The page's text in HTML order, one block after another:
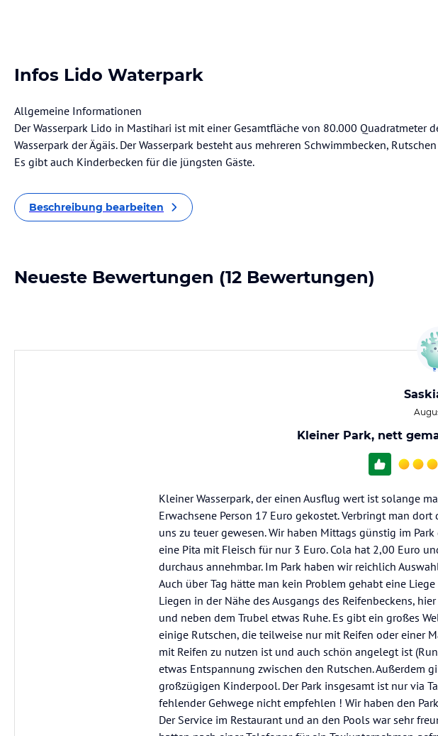
Infos Lido Waterpark
Allgemeine Informationen
Der Wasserpark Lido in Mastihari ist mit einer Gesamtfläche von 80.000 Quadratmeter
Wasserpark der Ägäis. Der Wasserpark besteht aus mehreren Schwimmbecken,
Es gibt auch Kinderbecken für die jüngsten Gäste.
Beschreibung bearbeiten
Neueste Bewertungen (12 Bewertungen)
Kleiner Park, nett
Kleiner Wasserpark, der einen Ausflug wert ist solange
Erwachsene Person 17 Euro gekostet. Verbringt man
uns zu teuer gewesen. Wir haben Mittags günstig im
eine Pita mit Fleisch für nur 3 Euro. Cola hat 2,00 Euro
durchaus annehmbar. Im Park haben wir reichlich
Auch über Tag hätte man kein Problem gehabt eine
Liegen in der Nähe des Ausgangs des Reifenbeckens,
und neben dem Trubel etwas Ruhe. Es gibt ein großes
einige Rutschen, die teilweise nur mit Reifen oder einer
mit Reifen zu nutzen ist und auch schön angelegt ist
etwas Entspannung zwischen den Rutschen. Außerdem
großzügigen Kinderpool. Der Park insgesamt ist nur via
fehlender Gehwege nicht empfehlen ! Wir haben den
Der Service im Restaurant und an den Pools war sehr